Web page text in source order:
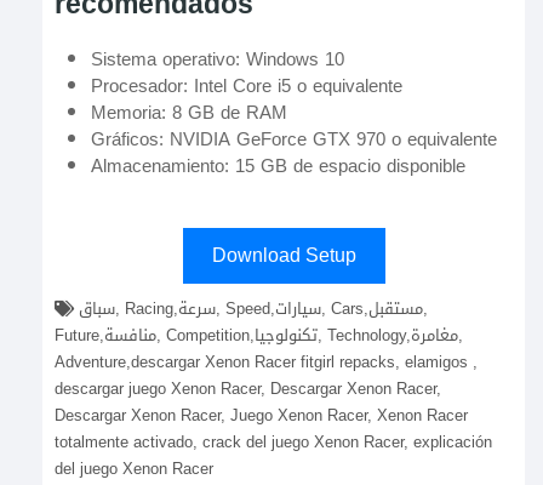
Sistema operativo: Windows 10
Procesador: Intel Core i5 o equivalente
Memoria: 8 GB de RAM
Gráficos: NVIDIA GeForce GTX 970 o equivalente
Almacenamiento: 15 GB de espacio disponible
Download Setup
Future,منافسة, Competition,تكنولوجيا, Technology,مغامرة,
Adventure,descargar Xenon Racer fitgirl repacks, elamigos ,
descargar juego Xenon Racer, Descargar Xenon Racer,
Descargar Xenon Racer, Juego Xenon Racer, Xenon Racer
totalmente activado, crack del juego Xenon Racer, explicación
del juego Xenon Racer